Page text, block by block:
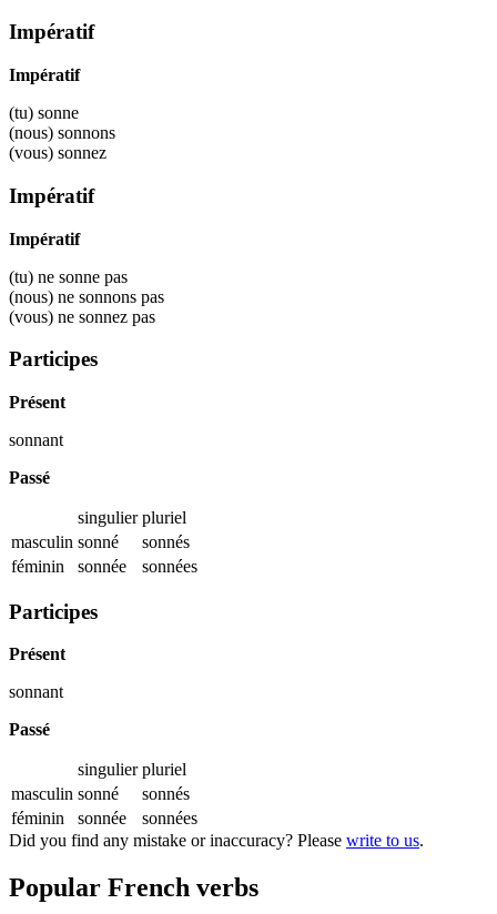
Impératif
Impératif
(tu) sonne
(nous) sonnons
(vous) sonnez
Impératif
Impératif
(tu) ne sonne pas
(nous) ne sonnons pas
(vous) ne sonnez pas
Participes
Présent
sonnant
Passé
singulier pluriel
masculin sonné
sonnés
féminin
sonnée sonnées
Participes
Présent
sonnant
Passé
singulier pluriel
masculin sonné
sonnés
féminin
sonnée
sonnées
Did you find any mistake or inaccuracy? Please write to us.
Popular French verbs